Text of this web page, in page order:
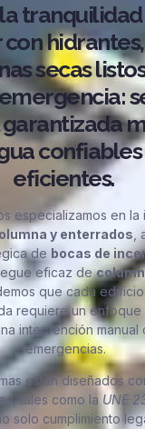
la
hidrantes,
secas
eficientes.
especializamos en la
y enterrados
de bocas de
eficaz de
que cada
requiere un
intervención manual
emergencias.
están diseñados
tales como la UNE
solo cumplimiento